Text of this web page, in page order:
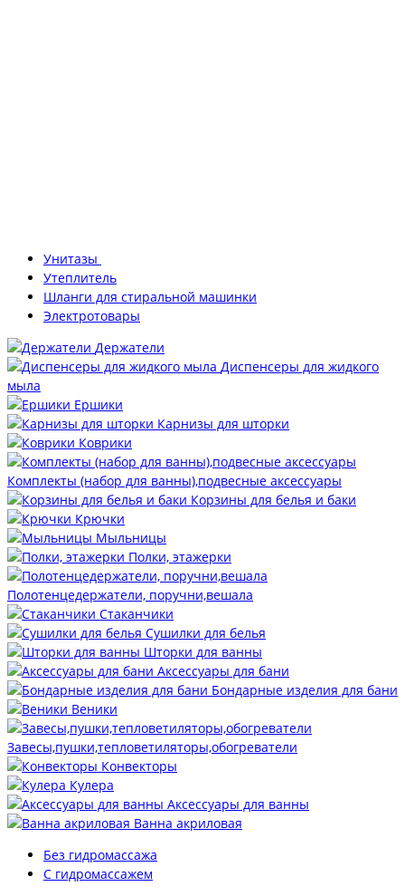
Унитазы
Утеплитель
Шланги для стиральной машинки
Электротовары
Держатели
Диспенсеры для жидкого
мыла
Ершики
Карнизы для шторки
Коврики
Комплекты (набор для ванны),подвесные аксессуары
Корзины для белья и баки
Крючки
Мыльницы
Полки, этажерки
Полотенцедержатели, поручни,вешала
Стаканчики
Сушилки для белья
Шторки для ванны
Аксессуары для бани
Бондарные изделия для бани
Веники
Завесы,пушки,тепловетиляторы,обогреватели
Конвекторы
Кулера
Аксессуары для ванны
Ванна акриловая
Без гидромассажа
С гидромассажем